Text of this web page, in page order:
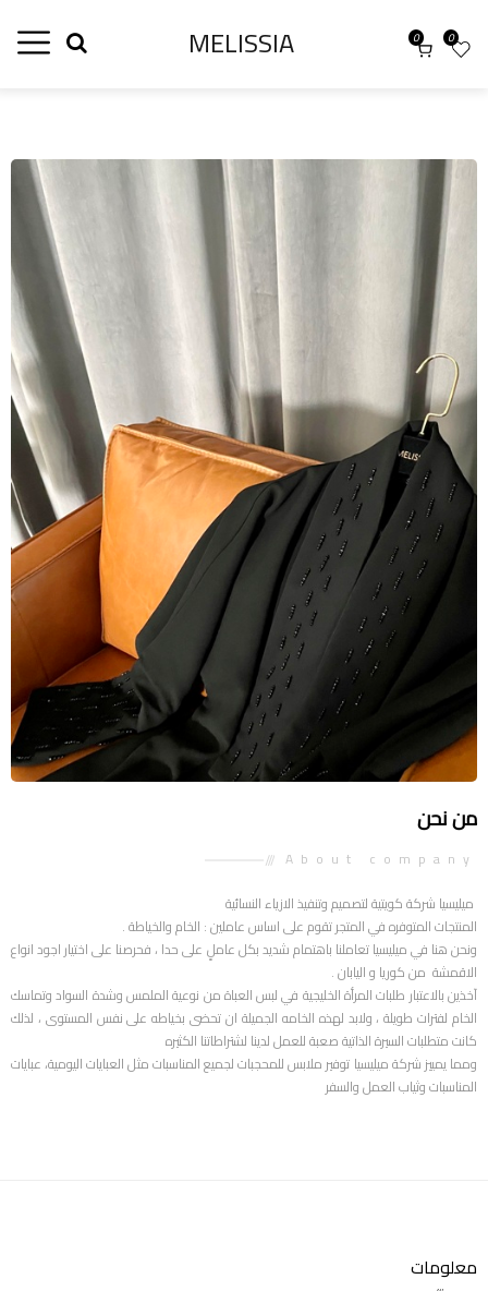
MELISSIA 0 0
من نحن
About company
ميليسيا شركة كويتية لتصميم وتنفيذ الازياء النسائية
المنتجات المتوفره في المتجر تقوم على اساس عاملين : الخام والخياطة .
ونحن هنا في ميليسيا تعاملنا باهتمام شديد بكل عاملٍ على حدا ، فحرصنا على اختيار اجود انواع
الاقمشة من كوريا و اليابان .
آخذين بالاعتبار طلبات المرأة الخليجية في لبس العباة من نوعية الملمس وشدة السواد وتماسك
الخام لفترات طويلة ، ولابد لهذه الخامه الجميلة ان تحضى بخياطه على نفس المستوى ، لذلك
كانت متطلبات السيرة الذاتية صعبة للعمل لدينا لشتراطاتنا الكثيره
ومما يمييز شركة ميليسيا توفير ملابس للمحجبات لجميع المناسبات مثل العبايات اليومية، عبايات
المناسبات وثياب العمل والسفر
معلومات